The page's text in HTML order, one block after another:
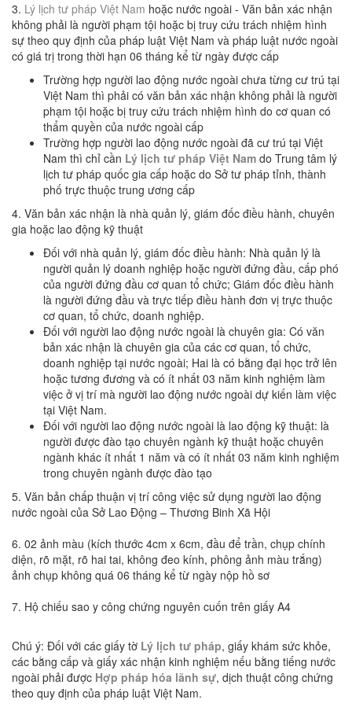
3. Lý lịch tư pháp Việt Nam hoặc nước ngoài - Văn bản xác nhận
không phải là người phạm tội hoặc bị truy cứu trách nhiệm hình
sự theo quy định của pháp luật Việt Nam và pháp luật nước ngoài
có giá trị trong thời hạn 06 tháng kể từ ngày được cấp
Trường hợp người lao động nước ngoài chưa từng cư trú tại
Việt Nam thì phải có văn bản xác nhận không phải là người
phạm tội hoặc bị truy cứu trách nhiệm hình do cơ quan có
thẩm quyền của nước ngoài cấp
Trường hợp người lao động nước ngoài đã cư trú tại Việt
Nam thì chỉ cần Lý lịch tư pháp Việt Nam do Trung tâm lý
lịch tư pháp quốc gia cấp hoặc do Sở tư pháp tỉnh, thành
phố trực thuộc trung ương cấp
4. Văn bản xác nhận là nhà quản lý, giám đốc điều hành, chuyên
gia hoặc lao động kỹ thuật
Đối với nhà quản lý, giám đốc điều hành: Nhà quản lý là
người quản lý doanh nghiệp hoặc người đứng đầu, cấp phó
của người đứng đầu cơ quan tổ chức; Giám đốc điều hành
là người đứng đầu và trực tiếp điều hành đơn vị trực thuộc
cơ quan, tổ chức, doanh nghiệp.
Đối với người lao động nước ngoài là chuyên gia: Có văn
bản xác nhận là chuyên gia của các cơ quan, tổ chức,
doanh nghiệp tại nước ngoài; Hai là có bằng đại học trở lên
hoặc tương đương và có ít nhất 03 năm kinh nghiệm làm
việc ở vị trí mà người lao động nước ngoài dự kiến làm việc
tại Việt Nam.
Đối với người lao động nước ngoài là lao động kỹ thuật: là
người được đào tạo chuyên ngành kỹ thuật hoặc chuyên
ngành khác ít nhất 1 năm và có ít nhất 03 năm kinh nghiệm
trong chuyên ngành được đào tạo
5. Văn bản chấp thuận vị trí công việc sử dụng người lao động
nước ngoài của Sở Lao Động – Thương Binh Xã Hội
6. 02 ảnh màu (kích thước 4cm x 6cm, đầu để trần, chụp chính
diện, rõ mặt, rõ hai tai, không đeo kính, phông ảnh màu trắng)
ảnh chụp không quá 06 tháng kể từ ngày nộp hồ sơ
7. Hộ chiếu sao y công chứng nguyên cuốn trên giấy A4
Chú ý: Đối với các giấy tờ Lý lịch tư pháp, giấy khám sức khỏe,
các bằng cấp và giấy xác nhận kinh nghiệm nếu bằng tiếng nước
ngoài phải được Hợp pháp hóa lãnh sự, dịch thuật công chứng
theo quy định của pháp luật Việt Nam.